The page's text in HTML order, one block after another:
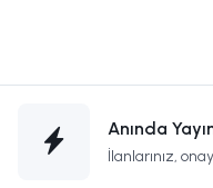
Anında
İlanlarınız,